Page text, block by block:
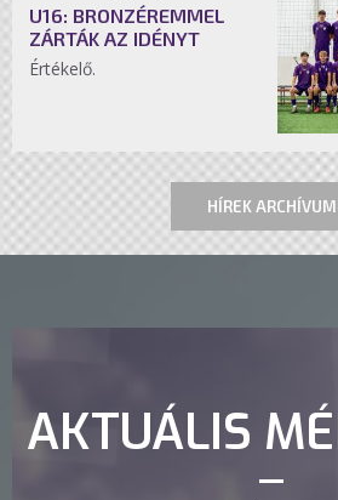
U16: BRONZÉREMMEL
ZÁRTÁK AZ IDÉNYT
Értékelő.
HÍREK ARCHÍVUM
AKTUÁLIS